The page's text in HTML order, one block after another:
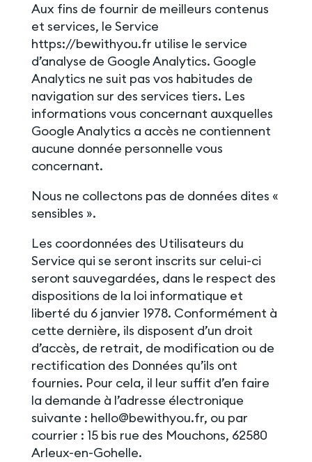
Aux fins de fournir de meilleurs contenus
et services, le Service
https://bewithyou.fr utilise le service
d’analyse de Google Analytics. Google
Analytics ne suit pas vos habitudes de
navigation sur des services tiers. Les
informations vous concernant auxquelles
Google Analytics a accès ne contiennent
aucune donnée personnelle vous
concernant.
Nous ne collectons pas de données dites «
sensibles ».
Les coordonnées des Utilisateurs du
Service qui se seront inscrits sur celui-ci
seront sauvegardées, dans le respect des
dispositions de la loi informatique et
liberté du 6 janvier 1978. Conformément à
cette dernière, ils disposent d’un droit
d’accès, de retrait, de modification ou de
rectification des Données qu’ils ont
fournies. Pour cela, il leur suffit d’en faire
la demande à l’adresse électronique
suivante : hello@bewithyou.fr, ou par
courrier : 15 bis rue des Mouchons, 62580
Arleux-en-Gohelle.